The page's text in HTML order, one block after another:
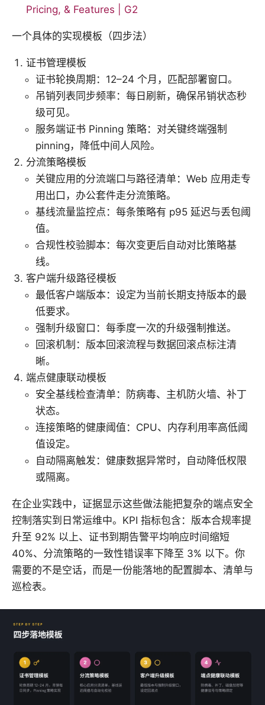
Pricing, & Features | G2
一个具体的实现模板（四步法）
证书管理模板
证书轮换周期：12–24 个月，匹配部署窗口。
吊销列表同步频率：每日刷新，确保吊销状态秒
级可见。
服务端证书 Pinning 策略：对关键终端强制
pinning，降低中间人风险。
分流策略模板
关键应用的分流端口与路径清单：Web 应用走专
用出口，办公套件走分流策略。
基线流量监控点：每条策略有 p95 延迟与丢包阈
值。
合规性校验脚本：每次变更后自动对比策略基
线。
客户端升级路径模板
最低客户端版本：设定为当前长期支持版本的最
低要求。
强制升级窗口：每季度一次的升级强制推送。
回滚机制：版本回滚流程与数据回滚点标注清
晰。
端点健康联动模板
安全基线检查清单：防病毒、主机防火墙、补丁
状态。
连接策略的健康阈值：CPU、内存利用率高低阈
值设定。
自动隔离触发：健康数据异常时，自动降低权限
或隔离。
在企业实践中，证据显示这些做法能把复杂的端点安全
控制落实到日常运维中。KPI 指标包含：版本合规率提
升至 92% 以上、证书到期告警平均响应时间缩短
40%、分流策略的一致性错误率下降至 3% 以下。你
需要的不是空话，而是一份能落地的配置脚本、清单与
巡检表。